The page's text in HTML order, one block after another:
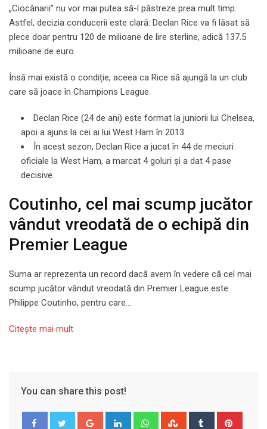
„Ciocănarii” nu vor mai putea să-l păstreze prea mult timp.
Astfel, decizia conducerii este clară: Declan Rice va fi lăsat să
plece doar pentru 120 de milioane de lire sterline, adică 137.5
milioane de euro.
Însă mai există o condiție, aceea ca Rice să ajungă la un club
care să joace în Champions League.
Declan Rice (24 de ani) este format la juniorii lui Chelsea,
apoi a ajuns la cei ai lui West Ham în 2013.
În acest sezon, Declan Rice a jucat în 44 de meciuri
oficiale la West Ham, a marcat 4 goluri și a dat 4 pase
decisive.
Coutinho, cel mai scump jucător
vândut vreodată de o echipă din
Premier League
Suma ar reprezenta un record dacă avem în vedere că cel mai
scump jucător vândut vreodată din Premier League este
Philippe Coutinho, pentru care…
Citeşte mai mult
You can share this post!
Google+ LinkedIn WhatsappStumbleUpon
Tumblr